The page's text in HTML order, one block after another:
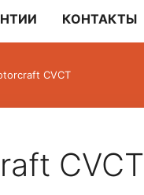
КОНТАКТЫ
CVCT
CVCT